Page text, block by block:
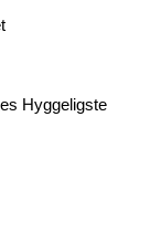
Hyggeligste